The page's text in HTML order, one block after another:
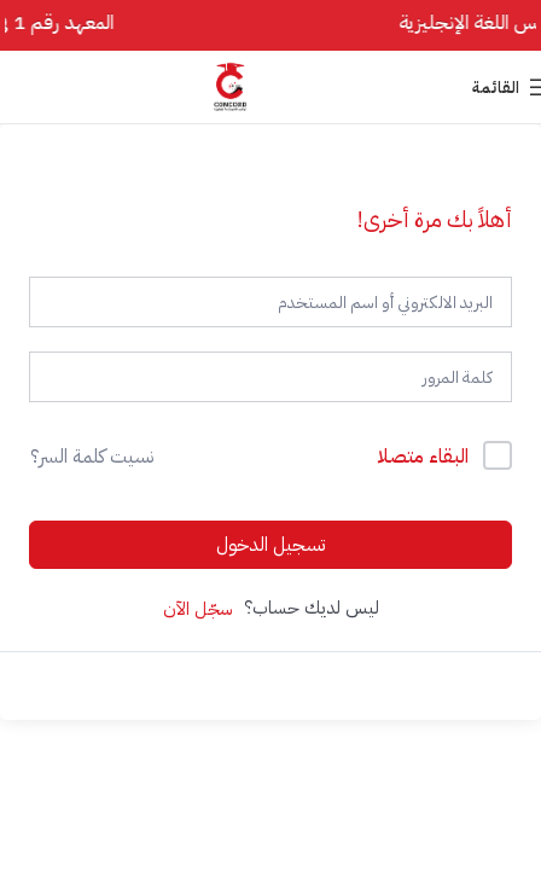
المعهد رقم 1 في تأسيس اللغة الإنجليزية
القائمة
أهلاً بك مرة أخرى!
البقاء متصلا نسيت كلمة السر؟
تسجيل الدخول
ليس لديك حساب؟ سجّل الآن